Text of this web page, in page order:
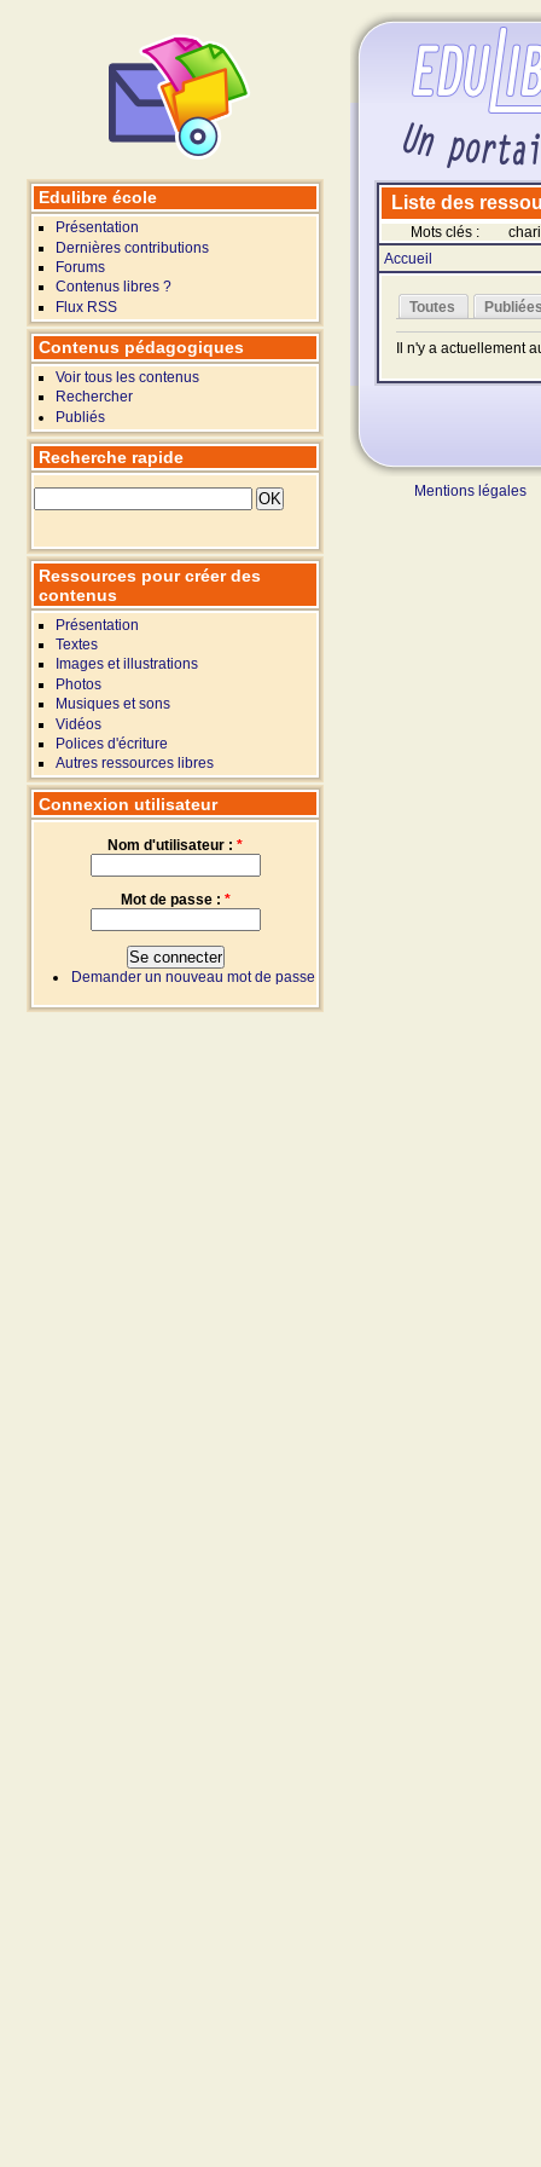
Liste des
Mots clés :
Accueil
Toutes
Il n'y a actuellement
Mentions légales
Edulibre école
Présentation
Dernières contributions
Forums
Contenus libres ?
Flux RSS
Contenus pédagogiques
Voir tous les contenus
Rechercher
Publiés
Recherche rapide
Ressources pour créer des
contenus
Présentation
Textes
Images et illustrations
Photos
Musiques et sons
Vidéos
Polices d'écriture
Autres ressources libres
Connexion utilisateur
Nom d'utilisateur : *
Mot de passe : *
Demander un nouveau mot de passe